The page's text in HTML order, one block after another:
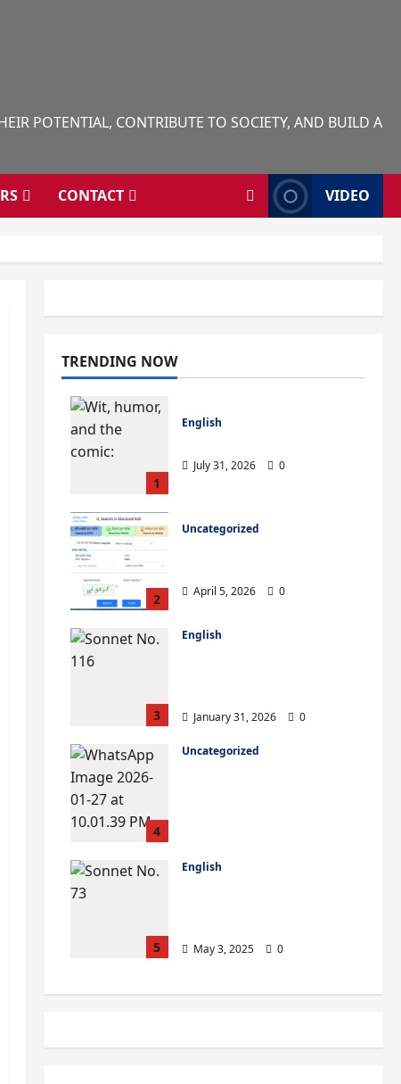
POTENTIAL, CONTRIBUTE TO SOCIETY, AND BUILD A
CONTACT VIDEO
TRENDING NOW
1
English
July 31, 2026 0
2
Uncategorized
April 5, 2026 0
3
English
January 31, 2026 0
4
Uncategorized
5
English
May 3, 2025 0